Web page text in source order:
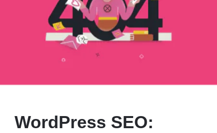
WordPress SEO: